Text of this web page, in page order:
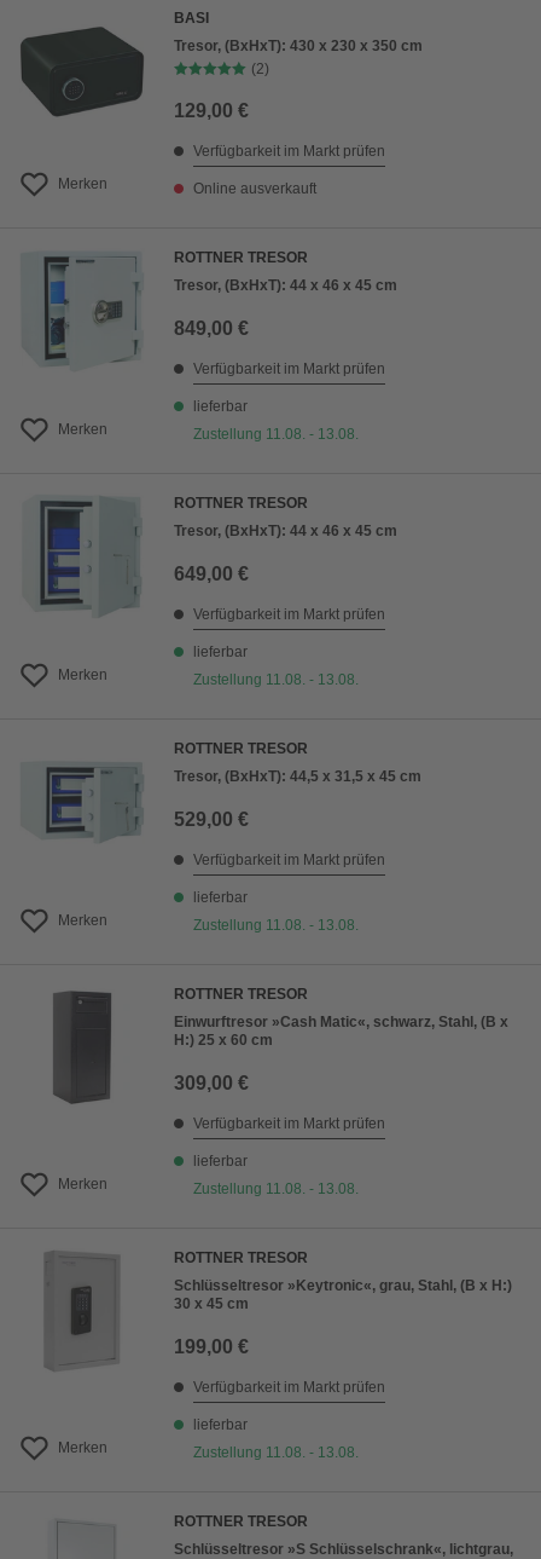
Merken
BASI
Tresor, (BxHxT): 430 x 230 x 350 cm
(2)
129,00 €
Verfügbarkeit im Markt prüfen
Online ausverkauft
Merken
ROTTNER TRESOR
Tresor, (BxHxT): 44 x 46 x 45 cm
849,00 €
Verfügbarkeit im Markt prüfen
lieferbar
Zustellung 11.08. - 13.08.
Merken
ROTTNER TRESOR
Tresor, (BxHxT): 44 x 46 x 45 cm
649,00 €
Verfügbarkeit im Markt prüfen
lieferbar
Zustellung 11.08. - 13.08.
Merken
ROTTNER TRESOR
Tresor, (BxHxT): 44,5 x 31,5 x 45 cm
529,00 €
Verfügbarkeit im Markt prüfen
lieferbar
Zustellung 11.08. - 13.08.
Merken
ROTTNER TRESOR
Einwurftresor »Cash Matic«, schwarz, Stahl, (B x
H:) 25 x 60 cm
309,00 €
Verfügbarkeit im Markt prüfen
lieferbar
Zustellung 11.08. - 13.08.
Merken
ROTTNER TRESOR
Schlüsseltresor »Keytronic«, grau, Stahl, (B x H:)
30 x 45 cm
199,00 €
Verfügbarkeit im Markt prüfen
lieferbar
Zustellung 11.08. - 13.08.
ROTTNER TRESOR
Schlüsseltresor »S Schlüsselschrank«, lichtgrau,